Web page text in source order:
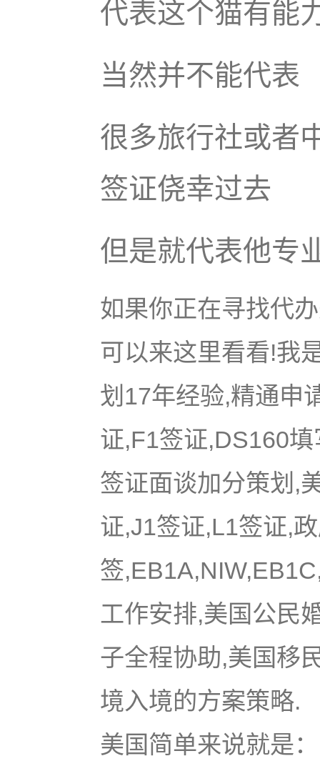
代表这个猫有能
当然并不能代表
很多旅行社或者
签证侥幸过去
但是就代表他专
如果你正在寻找代
可以来这里看看!我
划17年经验,精通申
证,F1签证,DS160
签证面谈加分策划,
证,J1签证,L1签证,
签
工作安排,美国公民
子全程协助,美国移
境入境的方案策略.
美国简单来说就是